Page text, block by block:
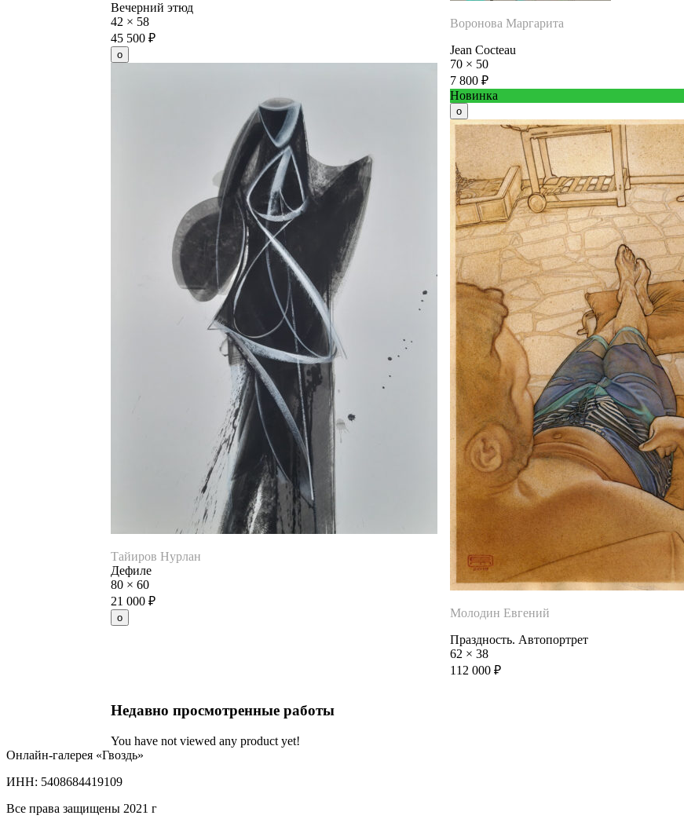
Вечерний этюд
42 × 58
45 500 ₽
Тайиров Нурлан
Дефиле
80 × 60
21 000 ₽
Воронова Маргарита
Jean Cocteau
70 × 50
7 800 ₽
Новинка
Молодин Евгений
Праздность. Автопортрет
62 × 38
112 000 ₽
Недавно просмотренные работы
You have not viewed any product yet!
Онлайн-галерея «Гвоздь»
ИНН: 5408684419109
Все права защищены 2021 г